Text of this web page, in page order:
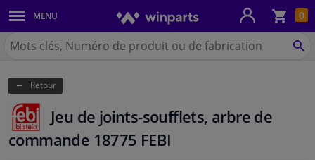
0
MENU
Carrosserie & tôles
Feux & ampoules
Freinage
Système d'échappement
Chercher
Winparts.be
Retour
Jeu de joints-soufflets, arbre de
commande 18775 FEBI